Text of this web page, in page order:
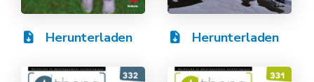
Herunterladen Herunterladen